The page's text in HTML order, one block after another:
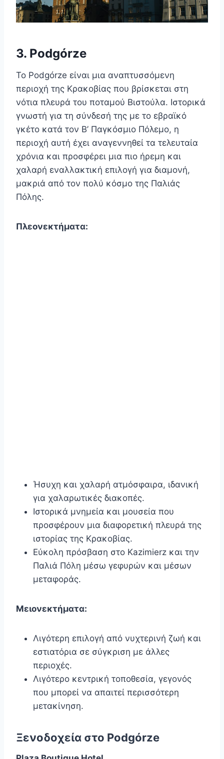
3. Podgórze
Το Podgórze είναι μια αναπτυσσόμενη
περιοχή της Κρακοβίας που βρίσκεται στη
νότια πλευρά του ποταμού Βιστούλα. Ιστορικά
γνωστή για τη σύνδεσή της με το εβραϊκό
γκέτο κατά τον Β’ Παγκόσμιο Πόλεμο, η
περιοχή αυτή έχει αναγεννηθεί τα τελευταία
χρόνια και προσφέρει μια πιο ήρεμη και
χαλαρή εναλλακτική επιλογή για διαμονή,
μακριά από τον πολύ κόσμο της Παλιάς
Πόλης.
Πλεονεκτήματα:
Ήσυχη και χαλαρή ατμόσφαιρα, ιδανική
για χαλαρωτικές διακοπές.
Ιστορικά μνημεία και μουσεία που
προσφέρουν μια διαφορετική πλευρά της
ιστορίας της Κρακοβίας.
Εύκολη πρόσβαση στο Kazimierz και την
Παλιά Πόλη μέσω γεφυρών και μέσων
μεταφοράς.
Μειονεκτήματα:
Λιγότερη επιλογή από νυχτερινή ζωή και
εστιατόρια σε σύγκριση με άλλες
περιοχές.
Λιγότερο κεντρική τοποθεσία, γεγονός
που μπορεί να απαιτεί περισσότερη
μετακίνηση.
Ξενοδοχεία στο Podgórze